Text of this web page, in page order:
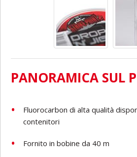
PANORAMICA SUL
Fluorocarbon di alta qualità
contenitori
Fornito in bobine da 40 m